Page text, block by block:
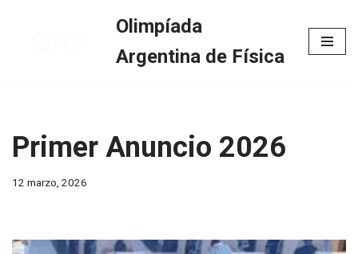
Olimpíada
Argentina de Física
Primer Anuncio 2026
12 marzo, 2026